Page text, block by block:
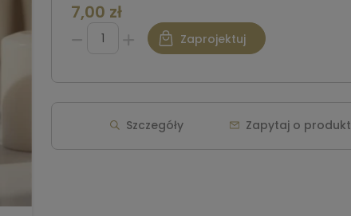
7,00 zł
Zaprojektuj
Szczegóły Zapytaj o produkt